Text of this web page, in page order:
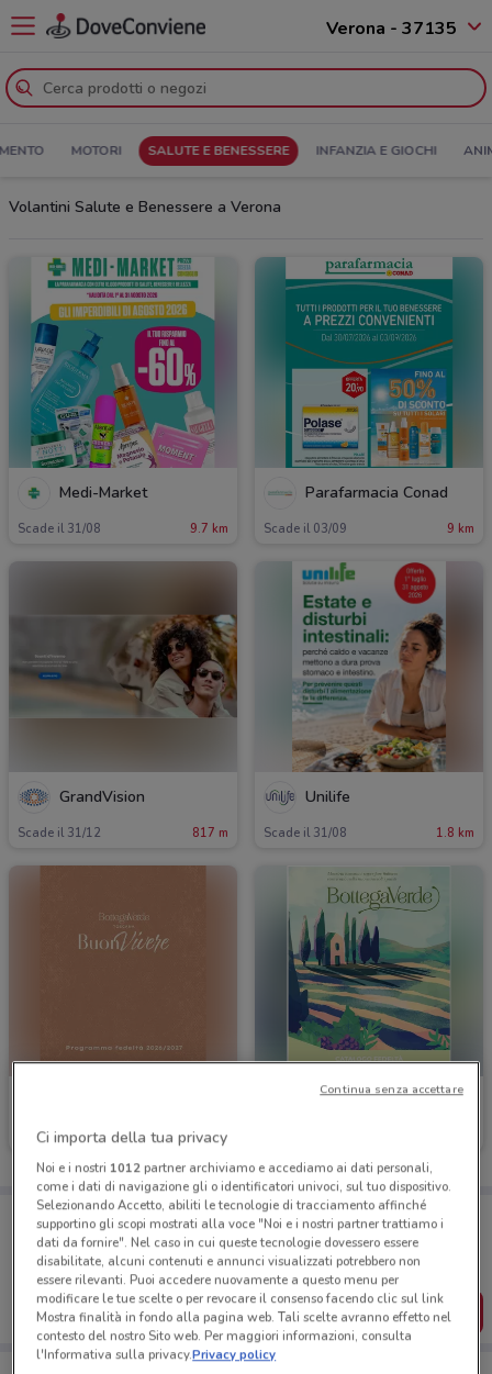
Verona - 37135
MOTORI SALUTE E BENESSERE INFANZIA E GIOCHI
Volantini Salute e Benessere a Verona
Medi-Market
Scade il 31/08 9.7 km
Parafarmacia Conad
Scade il 03/09 9 km
GrandVision
Scade il 31/12 817 m
Unilife
Scade il 31/08 1.8 km
Scade il 31/12 3.5 km
Bottega verde
Porta DoveConviene sempre con te!
Puoi trovare le migliori offerte dei negozi vicino a te,
salvarle e creare la tua lista del risparmio, comodamente
dal tuo cellulare.
SCARICA L’APP
Ci importa della tua privacy
Noi e i nostri 1012partner archiviamo e accediamo ai dati personali,
come i dati di navigazione gli o identificatori univoci, sul tuo dispositivo.
Selezionando Accetto, abiliti le tecnologie di tracciamento affinché
supportino gli scopi mostrati alla voce "Noi e i nostri partner trattiamo i
dati da fornire". Nel caso in cui queste tecnologie dovessero essere
disabilitate, alcuni contenuti e annunci visualizzati potrebbero non
essere rilevanti. Puoi accedere nuovamente a questo menu per
modificare le tue scelte o per revocare il consenso facendo clic sul link
Mostra finalità in fondo alla pagina web. Tali scelte avranno effetto nel
contesto del nostro Sito web. Per maggiori informazioni, consulta
l'Informativa sulla privacy.Privacy policy
Continua senza accettare